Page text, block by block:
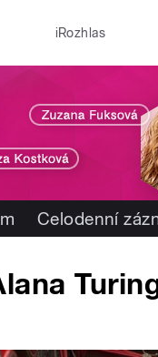
iRozhlas
Celodenní